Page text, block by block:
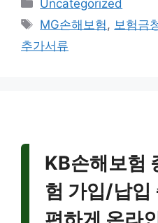
테
리
Uncategorized
태
그
MG손해보험, 보험금
추가서류
KB손해보험
험 가입/납입